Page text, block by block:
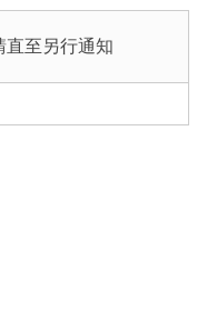
直至另行通知